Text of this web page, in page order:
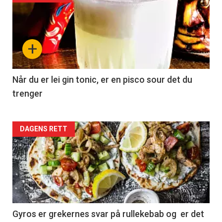
+
Når du er lei gin tonic, er en pisco sour det du
trenger
Forsiden
akkurat
nå
-
2
DAGENS RETT
Gyros er grekernes svar på rullekebab og er det